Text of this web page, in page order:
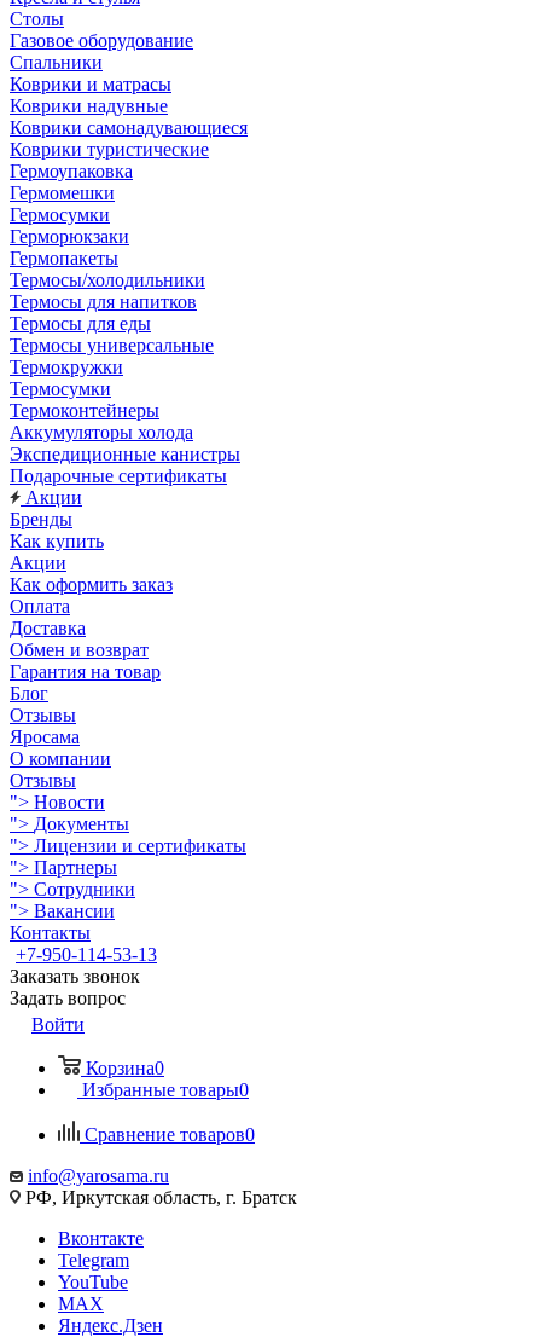
Столы
Газовое оборудование
Спальники
Коврики и матрасы
Коврики надувные
Коврики самонадувающиеся
Коврики туристические
Гермоупаковка
Гермомешки
Гермосумки
Герморюкзаки
Гермопакеты
Термосы/холодильники
Термосы для напитков
Термосы для еды
Термосы универсальные
Термокружки
Термосумки
Термоконтейнеры
Аккумуляторы холода
Экспедиционные канистры
Подарочные сертификаты
Акции
Бренды
Как купить
Акции
Как оформить заказ
Оплата
Доставка
Обмен и возврат
Гарантия на товар
Блог
Отзывы
Яросама
О компании
Отзывы
"> Новости
"> Документы
"> Лицензии и сертификаты
"> Партнеры
"> Сотрудники
"> Вакансии
Контакты
+7-950-114-53-13
Заказать звонок
Задать вопрос
Войти
Корзина0
Избранные товары0
Сравнение товаров0
info@yarosama.ru
РФ, Иркутская область, г. Братск
Вконтакте
Telegram
YouTube
MAX
Яндекс.Дзен